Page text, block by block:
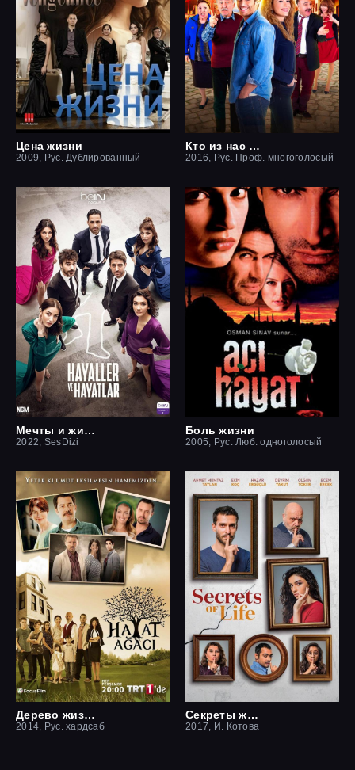
Цена жизни
2009, Рус. Дублированный
Кто из нас не любил?
2016, Рус. Проф. многоголосый
Мечты и жизни
2022, SesDizi
Боль жизни
2005, Рус. Люб. одноголосый
Дерево жизни
2014, Рус. хардсаб
Секреты жизни
2017, И. Котова